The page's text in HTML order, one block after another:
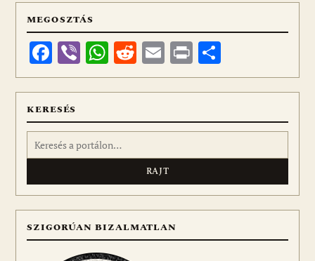
MEGOSZTÁS
Facebook
ViberWhatsApp
Reddit
Email
Print
meg
KERESÉS
Keresés:
SZIGORÚAN BIZALMATLAN